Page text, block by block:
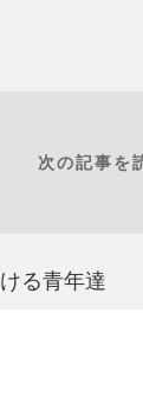
次の記事を
る青年達